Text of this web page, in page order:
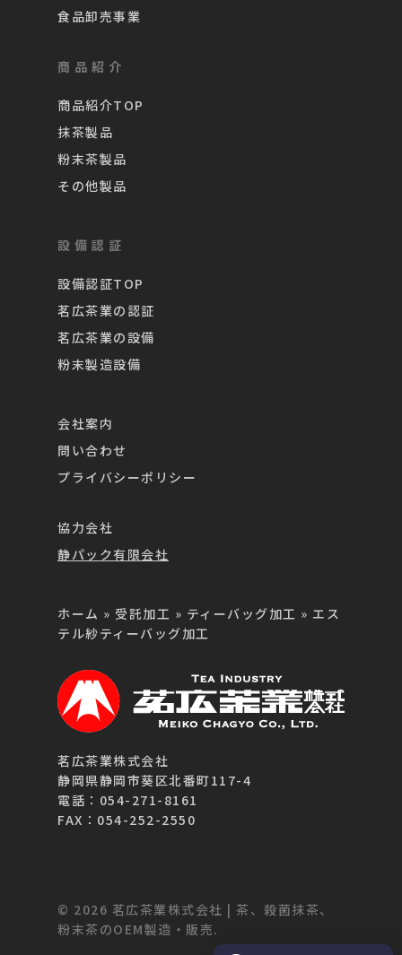
食品卸売事業
商品紹介
商品紹介TOP
抹茶製品
粉末茶製品
その他製品
設備認証
設備認証TOP
茗広茶業の認証
茗広茶業の設備
粉末製造設備
会社案内
問い合わせ
プライバシーポリシー
協力会社
静パック有限会社
ホーム » 受託加工 » ティーバッグ加工 » エス
テル紗ティーバッグ加工
茗広茶業株式会社
静岡県静岡市葵区北番町117-4
電話：054-271-8161
FAX：054-252-2550
© 2026 茗広茶業株式会社 | 茶、殺菌抹茶、
粉末茶のOEM製造・販売.